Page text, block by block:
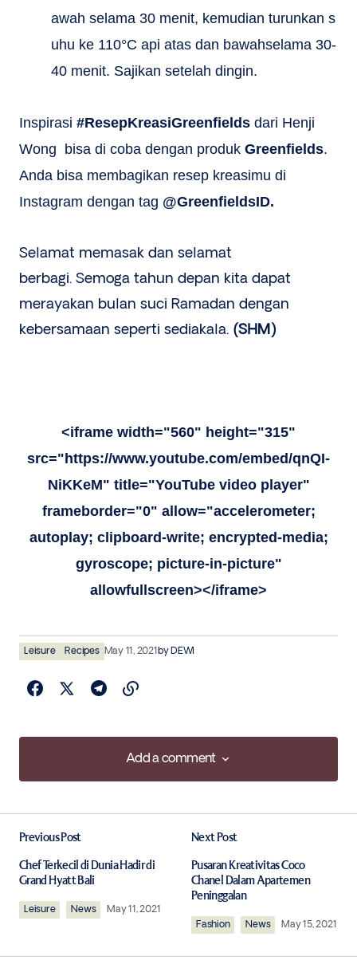
awah selama 30 menit, kemudian turunkan s
uhu ke 110°C api atas dan bawahselama 30-
40 menit. Sajikan setelah dingin.
Inspirasi #ResepKreasiGreenfields dari Henji
Wong bisa di coba dengan produk Greenfields.
Anda bisa membagikan resep kreasimu di
Instagram dengan tag @GreenfieldsID.
Selamat memasak dan selamat
berbagi. Semoga tahun depan kita dapat
merayakan bulan suci Ramadan dengan
kebersamaan seperti sediakala. (SHM)
<iframe width="560" height="315"
src="https://www.youtube.com/embed/qnQI-
NiKKeM" title="YouTube video player"
frameborder="0" allow="accelerometer;
autoplay; clipboard-write; encrypted-media;
gyroscope; picture-in-picture"
allowfullscreen></iframe>
Leisure Recipes May 11, 2021byDEWI
Add a comment
Add a comment
Required fields are marked*
Comment
Previous Post
Chef Terkecil di Dunia Hadir di
Grand Hyatt Bali
Leisure News May 11, 2021
Next Post
Pusaran Kreativitas Coco
Chanel Dalam Apartemen
Peninggalan
Fashion News May 15, 2021